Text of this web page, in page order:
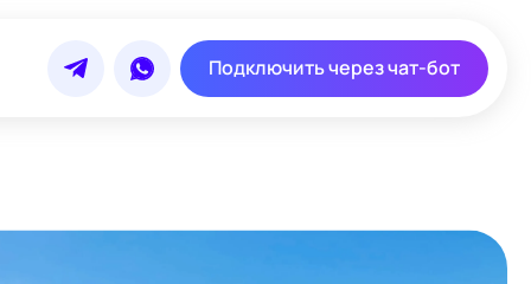
Подключить через чат-бот